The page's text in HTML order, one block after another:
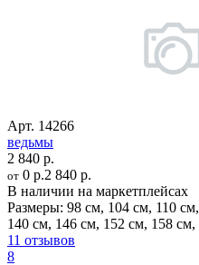
Арт. 14266
ведьмы
2 840 р.
от 0 р.2 840 р.
В наличии на маркетплейсах
Размеры: 98 см, 104 см, 110 см,
140 см, 146 см, 152 см, 158 см,
11 отзывов
8